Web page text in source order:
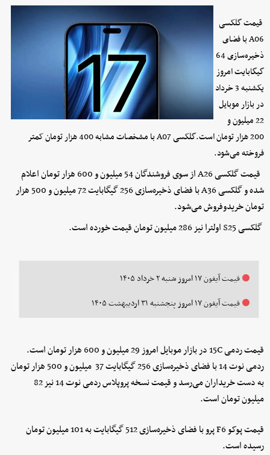
قیمت گلکسی
A06 با فضای
ذخیره‌سازی 64
گیگابایت امروز
یکشنبه 3 خرداد
در بازار موبایل
22 میلیون و
200 هزار تومان است.گلکسی A07 با مشخصات مشابه 400 هزار تومان کمتر
فروخته می‌شود.
قیمت گلکسی A26 از سوی فروشندگان 54 میلیون و 600 هزار تومان اعلام
شده و گلکسی A36 با فضای ذخیره‌سازی 256 گیگابایت 72 میلیون و 500 هزار
تومان خریدوفروش می‌شود.
گلکسی S25 اولترا نیز 286 میلیون تومان قیمت خورده است.
قیمت آیفون ۱۷ امروز شنبه ۲ خرداد ۱۴۰۵
قیمت آیفون ۱۷ امروز پنجشنبه ۳۱ اردیبهشت ۱۴۰۵
قیمت ردمی 15C در بازار موبایل امروز 29 میلیون و 600 هزار تومان است.
ردمی نوت 14 با فضای ذخیره‌سازی 256 گیگابایت 37 میلیون و 500 هزار تومان
به دست خریداران می‌رسد و قیمت نسخه پروپلاس ردمی نوت 14 نیز 82
میلیون تومان است.
قیمت پوکو F6 پرو با فضای ذخیره‌سازی 512 گیگابایت به 101 میلیون تومان
رسیده است.